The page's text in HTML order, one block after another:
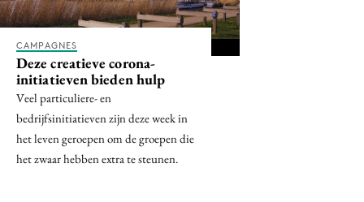
Home
9 sept: GenAI-training
12 nov: MarketingLive!
Adverteren
Events
Opleidingen
Vacatures
CAMPAGNES
Deze creatieve corona-
initiatieven bieden hulp
Veel particuliere- en
bedrijfsinitiatieven zijn deze week in
het leven geroepen om de groepen die
het zwaar hebben extra te steunen.